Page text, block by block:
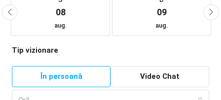
08
aug.
09
aug.
Tip vizionare
În persoană Video Chat